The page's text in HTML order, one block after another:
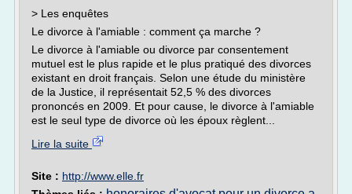
> Les enquêtes
Le divorce à l'amiable : comment ça marche ?
Le divorce à l'amiable ou divorce par consentement
mutuel est le plus rapide et le plus pratiqué des divorces
existant en droit français. Selon une étude du ministère
de la Justice, il représentait 52,5 % des divorces
prononcés en 2009. Et pour cause, le divorce à l'amiable
est le seul type de divorce où les époux règlent...
Lire la suite
Site : http://www.elle.fr